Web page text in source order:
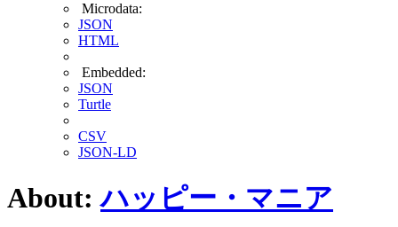
Microdata:
JSON
HTML
Embedded:
JSON
Turtle
CSV
JSON-LD
About:ハッピー・マニア